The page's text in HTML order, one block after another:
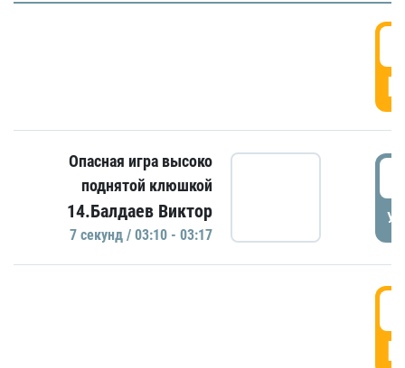
Опасная игра высоко
поднятой клюшкой
14.Балдаев Виктор
7 секунд / 03:10 - 03:17